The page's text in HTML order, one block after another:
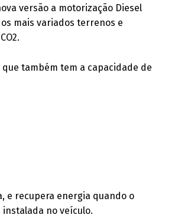
versão a motorização Diesel
mais variados terrenos e
também tem a capacidade de
e recupera energia quando o
no veículo.